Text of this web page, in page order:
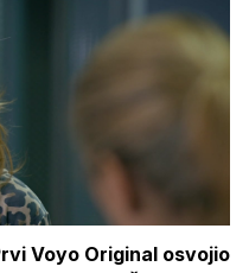
Voyo Original osvojio